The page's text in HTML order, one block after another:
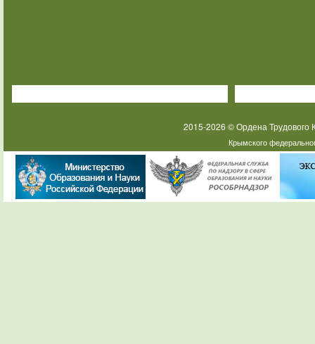
2015-2026 © Ордена
Крымского